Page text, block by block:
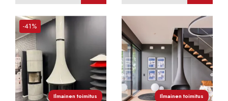
Ilmainen toimitus
-41%
Ilmainen toimitus